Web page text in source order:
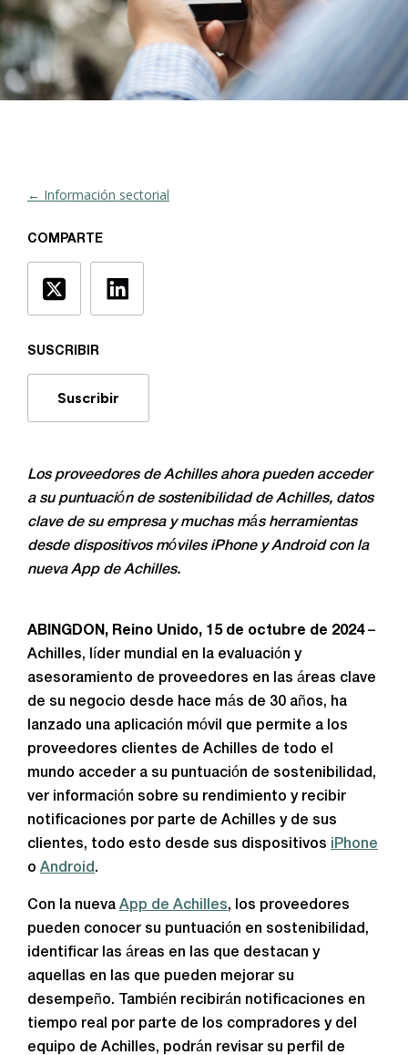
← Información sectorial
COMPARTE
SUSCRIBIR
Suscribir
Los proveedores de Achilles ahora pueden acceder
a su puntuación de sostenibilidad de Achilles, datos
clave de su empresa y muchas más herramientas
desde dispositivos móviles iPhone y Android con la
nueva App de Achilles.
ABINGDON, Reino Unido, 15 de octubre de 2024 –
Achilles, líder mundial en la evaluación y
asesoramiento de proveedores en las áreas clave
de su negocio desde hace más de 30 años, ha
lanzado una aplicación móvil que permite a los
proveedores clientes de Achilles de todo el
mundo acceder a su puntuación de sostenibilidad,
ver información sobre su rendimiento y recibir
notificaciones por parte de Achilles y de sus
clientes, todo esto desde sus dispositivos
iPhone
o Android .
Con la nueva App de Achilles, los proveedores
pueden conocer su puntuación en sostenibilidad,
identificar las áreas en las que destacan y
aquellas en las que pueden mejorar su
desempeño. También recibirán notificaciones en
tiempo real por parte de los compradores y del
equipo de Achilles, podrán revisar su perfil de